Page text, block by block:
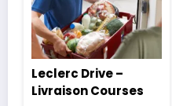
Leclerc Drive –
Livraison Courses